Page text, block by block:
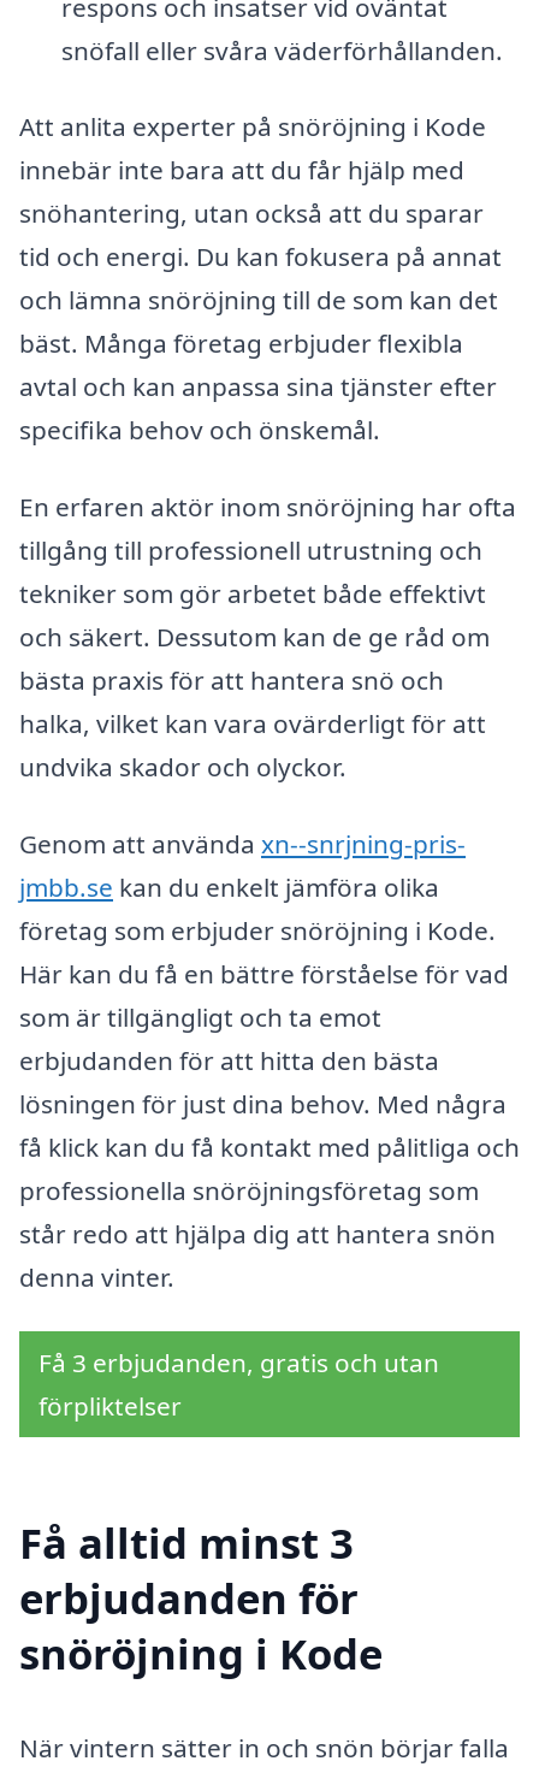
snöfall eller svåra väderförhållanden.
Att anlita experter på snöröjning i Kode
innebär inte bara att du får hjälp med
snöhantering, utan också att du sparar
tid och energi. Du kan fokusera på annat
och lämna snöröjning till de som kan det
bäst. Många företag erbjuder flexibla
avtal och kan anpassa sina tjänster efter
specifika behov och önskemål.
En erfaren aktör inom snöröjning har ofta
tillgång till professionell utrustning och
tekniker som gör arbetet både effektivt
och säkert. Dessutom kan de ge råd om
bästa praxis för att hantera snö och
halka, vilket kan vara ovärderligt för att
undvika skador och olyckor.
Genom att använda xn--snrjning-pris-
jmbb.se kan du enkelt jämföra olika
företag som erbjuder snöröjning i Kode.
Här kan du få en bättre förståelse för vad
som är tillgängligt och ta emot
erbjudanden för att hitta den bästa
lösningen för just dina behov. Med några
få klick kan du få kontakt med pålitliga och
professionella snöröjningsföretag som
står redo att hjälpa dig att hantera snön
denna vinter.
Få 3 erbjudanden, gratis och utan
förpliktelser
Få alltid minst 3
erbjudanden för
snöröjning i Kode
När vintern sätter in och snön börjar falla